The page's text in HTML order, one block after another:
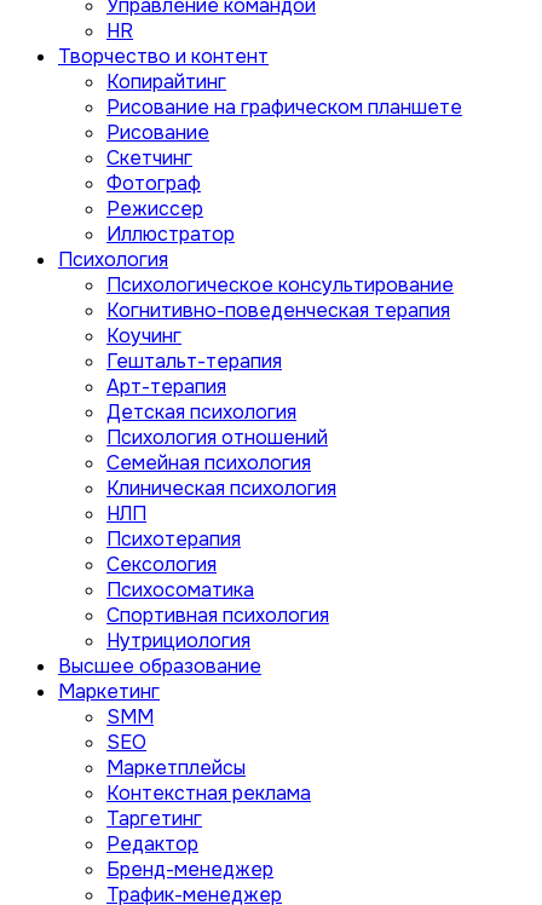
Управление командой
HR
Творчество и контент
Копирайтинг
Рисование на графическом планшете
Рисование
Скетчинг
Фотограф
Режиссер
Иллюстратор
Психология
Психологическое консультирование
Когнитивно-поведенческая терапия
Коучинг
Гештальт-терапия
Арт-терапия
Детская психология
Психология отношений
Семейная психология
Клиническая психология
НЛП
Психотерапия
Сексология
Психосоматика
Спортивная психология
Нутрициология
Высшее образование
Маркетинг
SMM
SEO
Маркетплейсы
Контекстная реклама
Таргетинг
Редактор
Бренд-менеджер
Трафик-менеджер